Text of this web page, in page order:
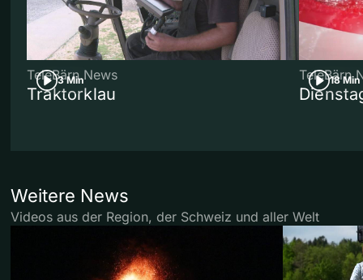
3 Min
TeleBärn News
Traktorklau
18 Min
TeleBärn
Weitere News
Videos aus der Region, der Schweiz und aller Welt